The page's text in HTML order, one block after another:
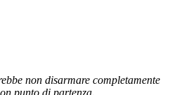
non disarmare completamente
punto di partenza.